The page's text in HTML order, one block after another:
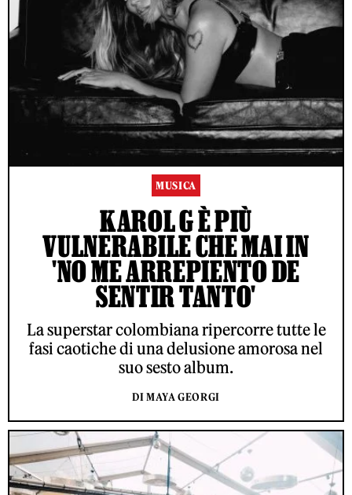
MUSICA
KAROL G È PIÙ
VULNERABILE CHE MAI IN
'NO ME ARREPIENTO DE
SENTIR TANTO'
La superstar colombiana ripercorre tutte le
fasi caotiche di una delusione amorosa nel
suo sesto album.
DI MAYA GEORGI